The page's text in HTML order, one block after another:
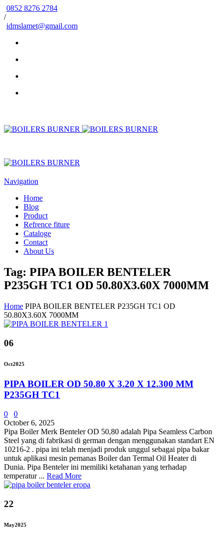
0852 8276 2784
/
idmslamet@gmail.com
Navigation
Home
Blog
Product
Refrence fiture
Cataloge
Contact
About Us
Tag: PIPA BOILER BENTELER
P235GH TC1 OD 50.80X3.60X 7000MM
Home PIPA BOILER BENTELER P235GH TC1 OD
50.80X3.60X 7000MM
06
Oct2025
PIPA BOILER OD 50.80 X 3.20 X 12.300 MM
P235GH TC1
0
0
October 6, 2025
Pipa Boiler Merk Benteler OD 50,80 adalah Pipa Seamless Carbon
Steel yang di fabrikasi di german dengan menggunakan standart EN
10216-2 . pipa ini telah menjadi produk unggul sebagai pipa bakar
untuk aplikasi mesin pemanas Boiler dan Termal Oil Heater di
Dunia. Pipa Benteler ini memiliki ketahanan yang terhadap
temperatur ... Read More
22
May2025